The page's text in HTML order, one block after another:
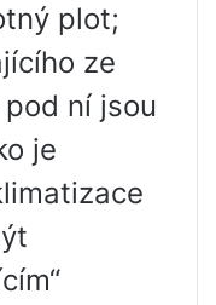
plot;
ze
ní jsou
je